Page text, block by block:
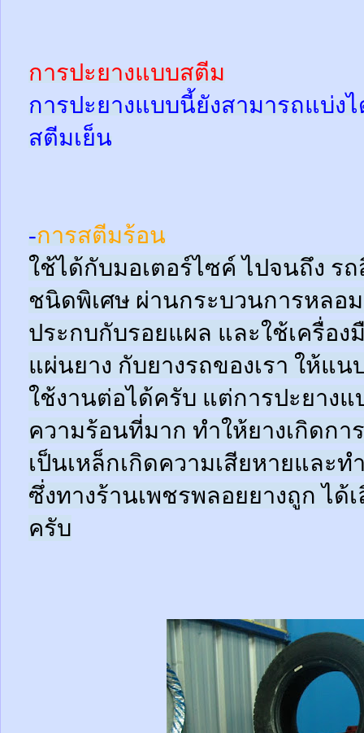
การปะยางแบบสตีม
การปะยางแบบนี้ยังสามารถแบ่ง
สตีมเย็น
-การสตีมร้อน
ใช้ได้กับมอเตอร์ไซค์ ไปจนถึง ร
ชนิดพิเศษ ผ่านกระบวนการหลอ
ประกบกับรอยแผล และใช้เครื่อง
แผ่นยาง กับยางรถของเรา ให้แ
ใช้งานต่อได้ครับ แต่การปะยาง
ความร้อนที่มาก ทำให้ยางเกิดกา
เป็นเหล็กเกิดความเสียหายและท
ซึ่งทางร้านเพชรพลอยยางถูก ได้
ครับ